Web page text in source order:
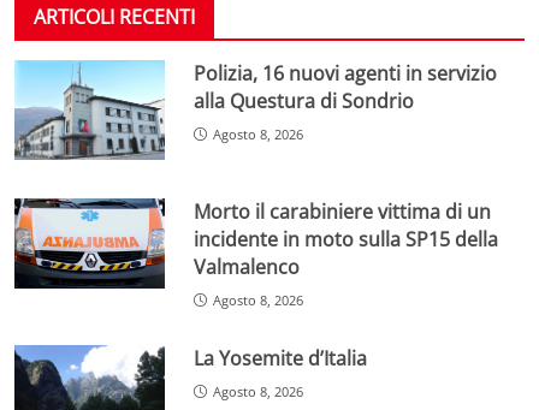
ARTICOLI RECENTI
Polizia, 16 nuovi agenti in servizio
alla Questura di Sondrio
Agosto 8, 2026
Morto il carabiniere vittima di un
incidente in moto sulla SP15 della
Valmalenco
Agosto 8, 2026
La Yosemite d’Italia
Agosto 8, 2026